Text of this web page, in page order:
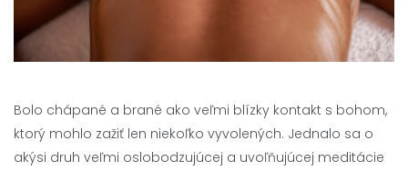
Bolo chápané a brané ako veľmi blízky kontakt s bohom,
ktorý mohlo zažiť len niekoľko vyvolených. Jednalo sa o
akýsi druh veľmi oslobodzujúcej a uvoľňujúcej meditácie